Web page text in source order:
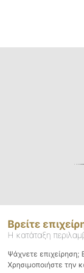
Βρείτε
Η κατάταξη
Ψάχνετε επιχείρηση;
Χρησιμοποιήστε την